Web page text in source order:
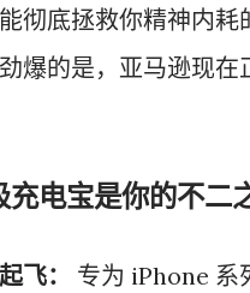
彻底拯救你精神内
爆的是，亚马逊现在
电宝是你的不二
飞：
专为 iPhone 系